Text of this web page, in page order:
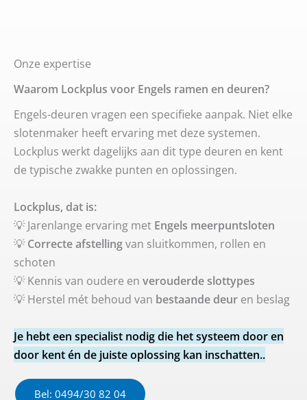
Onze expertise
Waarom Lockplus voor Engels ramen en deuren?
Engels-deuren vragen een specifieke aanpak. Niet elke
slotenmaker heeft ervaring met deze systemen.
Lockplus werkt dagelijks aan dit type deuren en kent
de typische zwakke punten en oplossingen.
Lockplus, dat is:
💡 Jarenlange ervaring met Engels meerpuntsloten
💡Correcte afstellingvan sluitkommen, rollen en
schoten
💡 Kennis van oudere en verouderde slottypes
💡 Herstel mét behoud van bestaande deur en beslag
Je hebt een specialist nodig die het systeem door en
door kent én de juiste oplossing kan inschatten..
Bel: 0494/30 82 04